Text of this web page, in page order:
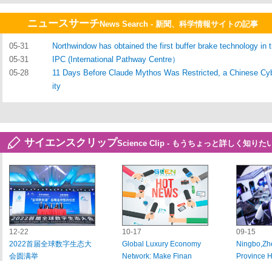
ニュースサーチNews Search - 新聞、科学情報サイトの記事
05-31
Northwindow has obtained the first buffer brake technology in
05-31
IPC (International Pathway Centre）
05-28
11 Days Before Claude Mythos Was Restricted, a Chinese
ity
サイエンスクリップScience Clip - もうちょっと詳しく知りた
12-22
2022首届全球数字生态大
会圆满举
10-17
Global Luxury Economy
Network: Make Finan
09-15
Province